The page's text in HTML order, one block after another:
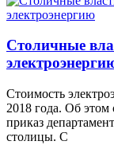
Столичные
Стоимость
2018 года. Об этом
приказ
столицы. С